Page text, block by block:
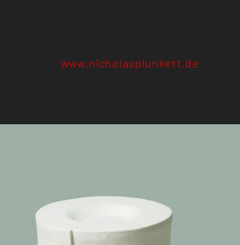
www.nicholasplunkett.de